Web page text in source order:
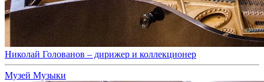
Николай Голованов – дирижер и коллекционер
Музей Музыки